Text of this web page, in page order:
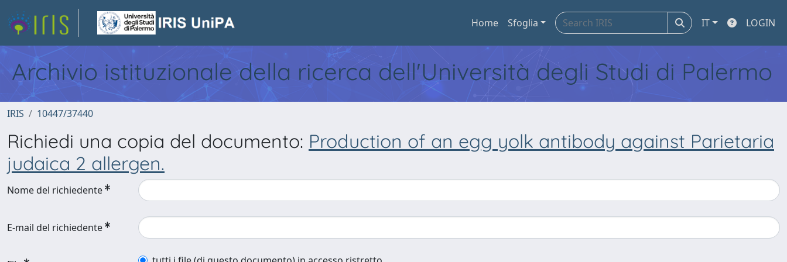
Home Sfoglia IT LOGIN
Archivio istituzionale della ricerca dell'Università degli Studi di Palermo
IRIS 10447/37440
Richiedi una copia del documento: Production of an egg yolk antibody against Parietaria
judaica 2 allergen.
Nome del richiedente
E-mail del richiedente